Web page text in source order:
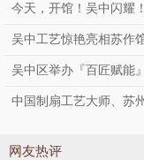
今天，开馆！吴中闪耀！
吴中工艺惊艳亮相苏作
吴中区举办『百匠赋能
中国制扇工艺大师、苏
网友热评